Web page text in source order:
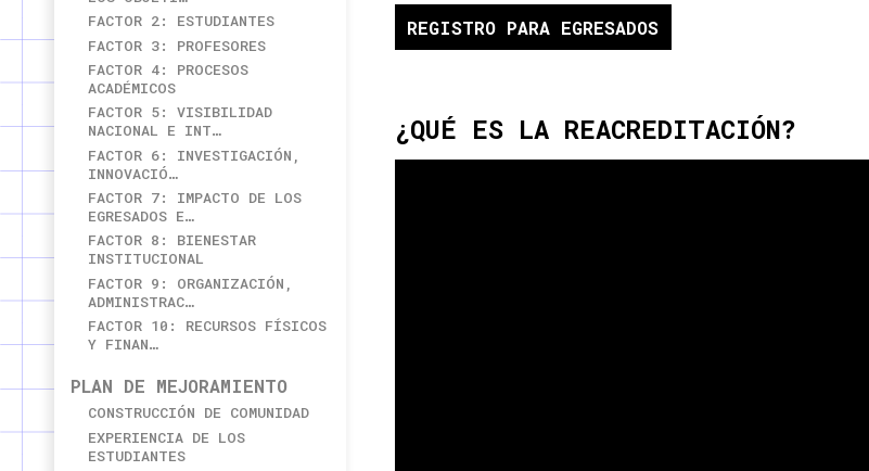
FACTOR 2: ESTUDIANTES
FACTOR 3: PROFESORES
FACTOR 4: PROCESOS
ACADÉMICOS
FACTOR 5: VISIBILIDAD
NACIONAL E INT…
FACTOR 6: INVESTIGACIÓN,
INNOVACIÓ…
FACTOR 7: IMPACTO DE LOS
EGRESADOS E…
FACTOR 8: BIENESTAR
INSTITUCIONAL
FACTOR 9: ORGANIZACIÓN,
ADMINISTRAC…
FACTOR 10: RECURSOS FÍSICOS
Y FINAN…
PLAN DE MEJORAMIENTO
CONSTRUCCIÓN DE COMUNIDAD
EXPERIENCIA DE LOS
ESTUDIANTES
REGISTRO PARA EGRESADOS
¿QUÉ ES LA REACREDITACIÓN?